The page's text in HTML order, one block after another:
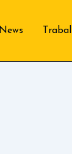
News